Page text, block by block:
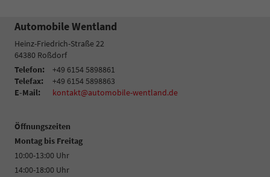
Automobile Wentland
Heinz-Friedrich-Straße 22
64380 Roßdorf
Telefon:
+49 6154 5898861
Telefax:
+49 6154 5898863
E-Mail:
kontakt@automobile-wentland.de
Öffnungszeiten
Montag bis Freitag
10:00-13:00 Uhr
14:00-18:00 Uhr